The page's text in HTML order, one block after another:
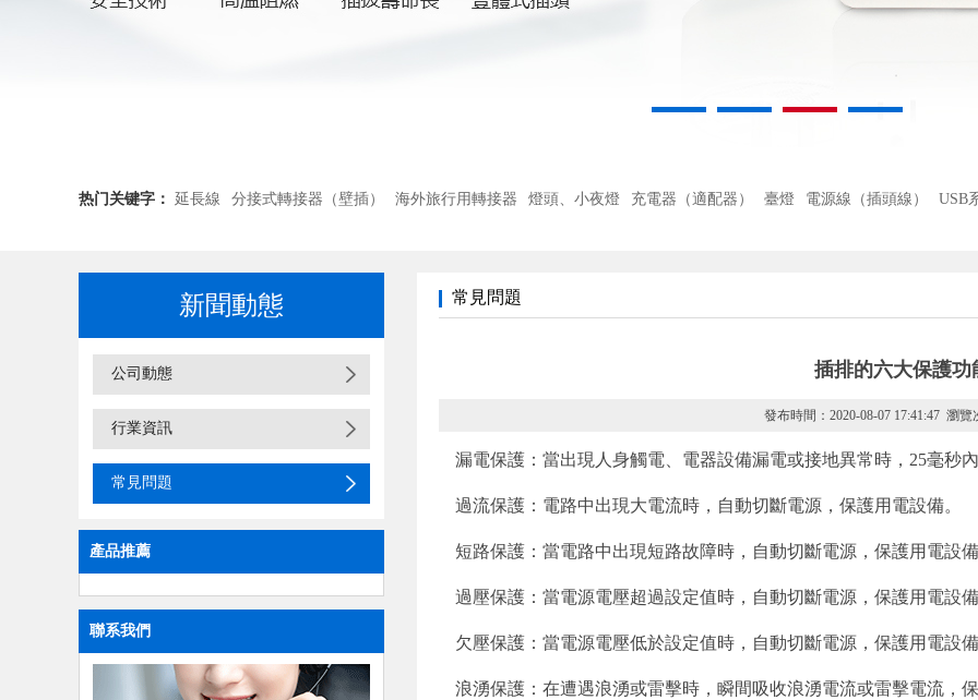
热门关键字： 延長線 分接式轉接器（壁插） 海外旅行用轉接器 燈頭、小夜燈 充電器（適配器） 臺燈 電源線（插頭線） USB
新聞動態
公司動態
行業資訊
常見問題
產品推薦
聯系我們
常見問題
插排的六大保護功
發布時間：2020-08-07 17:41:47 瀏覽
漏電保護：當出現人身觸電、電器設備漏電或接地異常時，25毫秒
過流保護：電路中出現大電流時，自動切斷電源，保護用電設備。
短路保護：當電路中出現短路故障時，自動切斷電源，保護用電設
過壓保護：當電源電壓超過設定值時，自動切斷電源，保護用電設
欠壓保護：當電源電壓低於設定值時，自動切斷電源，保護用電設
浪湧保護：在遭遇浪湧或雷擊時，瞬間吸收浪湧電流或雷擊電流，